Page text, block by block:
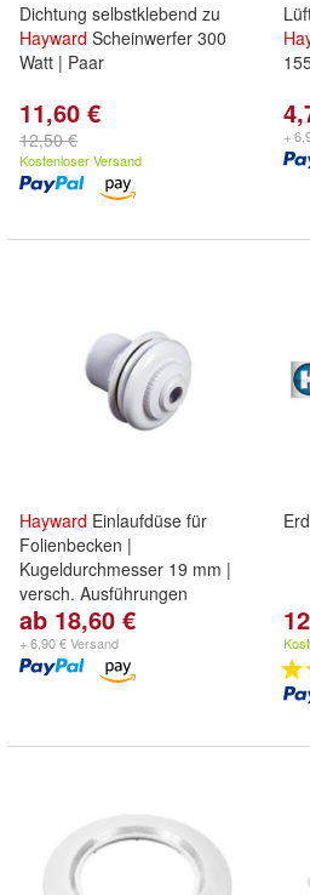
Dichtung selbstklebend zu
Hayward Scheinwerfer 300
Watt | Paar
11,60 €
12,50 €
Kostenloser Versand
+
Hayward Einlaufdüse für
Folienbecken |
Kugeldurchmesser 19 mm |
versch. Ausführungen
ab 18,60 €
+ 6,90 € Versand